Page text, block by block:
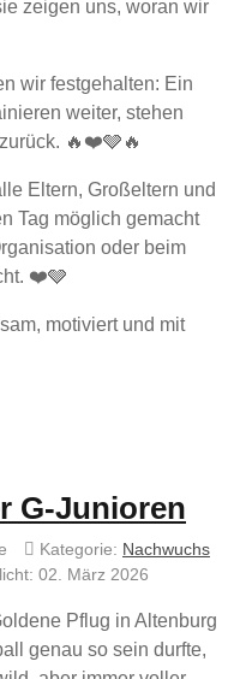
zeigen uns, woran wir
wir festgehalten: Ein
weiter, stehen
🔥❤️🩶🔥
Eltern, Großeltern und
Tag möglich gemacht
oder beim
❤️🩶
motiviert und mit
G-Junioren
Kategorie: Nachwuchs
02. März 2026
Pflug in Altenburg
genau so sein durfte,